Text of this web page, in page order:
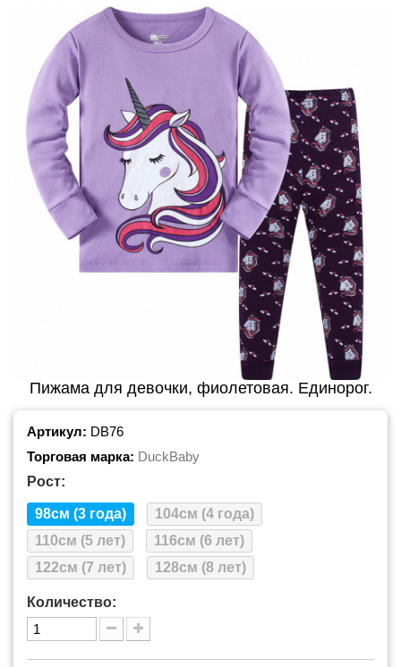
Пижама для девочки, фиолетовая. Единорог.
Артикул: DB76
Торговая марка: DuckBaby
Рост:
98см (3 года)
104см (4 года)
110см (5 лет)
116см (6 лет)
122см (7 лет)
128см (8 лет)
Количество: